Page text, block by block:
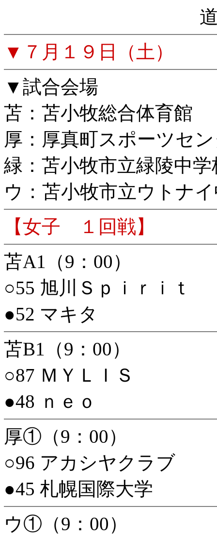
▼７月１９日（土）
▼試合会場
苫：苫小牧総合体育館
厚：厚真町スポーツセ
緑：苫小牧市立緑陵中学
ウ：苫小牧市立ウトナ
【女子 １回戦】
苫A1（9：00）
○55 旭川Ｓｐｉｒｉｔ
●52 マキタ
苫B1（9：00）
○87 ＭＹＬＩＳ
●48 ｎｅｏ
厚①（9：00）
○96 アカシヤクラブ
●45 札幌国際大学
ウ①（9：00）